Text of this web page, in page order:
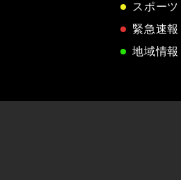
スポーツ
緊急速報
地域情報